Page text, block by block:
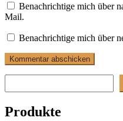
Benachrichtige mich über
Mail.
Benachrichtige mich über
Produkte